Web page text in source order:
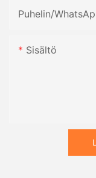
Puhelin/
Sisältö